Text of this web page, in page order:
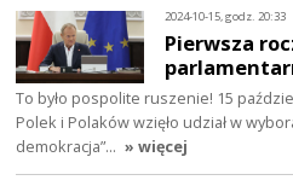
2024-10-15, godz. 20:33
Pierwsza
To było pospolite ruszenie! 15
Polek i Polaków wzięło udział w
demokracja”… » więcej